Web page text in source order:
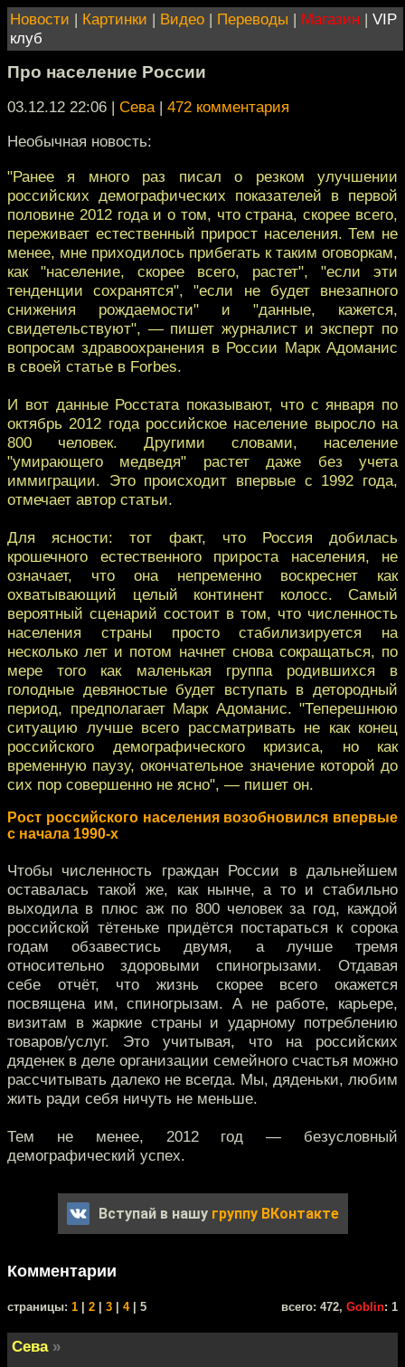
Новости | Картинки | Видео | Переводы | Магазин | VIP
клуб
Про население России
03.12.12 22:06 | Сева| 472 комментария
Необычная новость:
"Ранее я много раз писал о резком улучшении
российских демографических показателей в первой
половине 2012 года и о том, что страна, скорее всего,
переживает естественный прирост населения. Тем не
менее, мне приходилось прибегать к таким оговоркам,
как "население, скорее всего, растет", "если эти
тенденции сохранятся", "если не будет внезапного
снижения рождаемости" и "данные, кажется,
свидетельствуют", — пишет журналист и эксперт по
вопросам здравоохранения в России Марк Адоманис
в своей статье в Forbes.
И вот данные Росстата показывают, что с января по
октябрь 2012 года российское население выросло на
800 человек. Другими словами, население
"умирающего медведя" растет даже без учета
иммиграции. Это происходит впервые с 1992 года,
отмечает автор статьи.
Для ясности: тот факт, что Россия добилась
крошечного естественного прироста населения, не
означает, что она непременно воскреснет как
охватывающий целый континент колосс. Самый
вероятный сценарий состоит в том, что численность
населения страны просто стабилизируется на
несколько лет и потом начнет снова сокращаться, по
мере того как маленькая группа родившихся в
голодные девяностые будет вступать в детородный
период, предполагает Марк Адоманис. "Теперешнюю
ситуацию лучше всего рассматривать не как конец
российского демографического кризиса, но как
временную паузу, окончательное значение которой до
сих пор совершенно не ясно", — пишет он.
Рост российского населения возобновился впервые
с начала 1990-х
Чтобы численность граждан России в дальнейшем
оставалась такой же, как нынче, а то и стабильно
выходила в плюс аж по 800 человек за год, каждой
российской тётеньке придётся постараться к сорока
годам обзавестись двумя, а лучше тремя
относительно здоровыми спиногрызами. Отдавая
себе отчёт, что жизнь скорее всего окажется
посвящена им, спиногрызам. А не работе, карьере,
визитам в жаркие страны и ударному потреблению
товаров/услуг. Это учитывая, что на российских
дяденек в деле организации семейного счастья можно
рассчитывать далеко не всегда. Мы, дяденьки, любим
жить ради себя ничуть не меньше.
Тем не менее, 2012 год — безусловный
демографический успех.
Вступай в нашу группу ВКонтакте
Комментарии
cтраницы: 1 2 3 4| 5 всего: 472, Goblin: 1
Сева »